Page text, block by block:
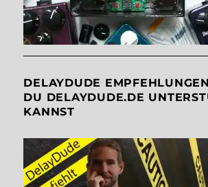
DELAYDUDE
DU DELAYDUDE.DE
KANNST